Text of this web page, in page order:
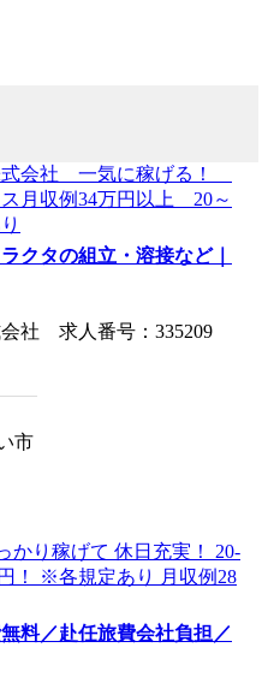
クタの組立・溶接など｜
社 求人番号：335209
市
料／赴任旅費会社負担／